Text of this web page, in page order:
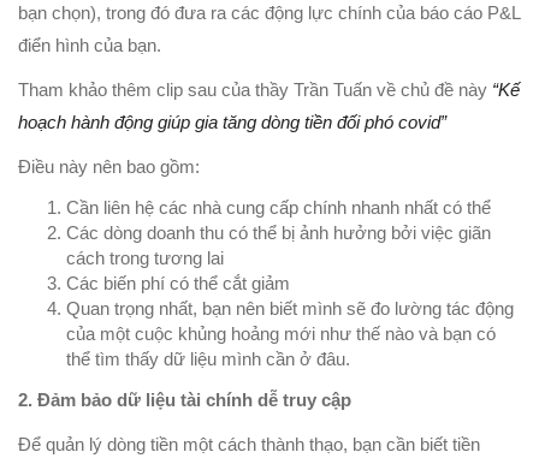
bạn chọn), trong đó đưa ra các động lực chính của báo cáo P&L
điển hình của bạn.
Tham khảo thêm clip sau của thầy Trần Tuấn về chủ đề này “Kế
hoạch hành động giúp gia tăng dòng tiền đối phó covid”
Điều này nên bao gồm:
Cần liên hệ các nhà cung cấp chính nhanh nhất có thể
Các dòng doanh thu có thể bị ảnh hưởng bởi việc giãn
cách trong tương lai
Các biến phí có thể cắt giảm
Quan trọng nhất, bạn nên biết mình sẽ đo lường tác động
của một cuộc khủng hoảng mới như thế nào và bạn có
thể tìm thấy dữ liệu mình cần ở đâu.
2. Đảm bảo dữ liệu tài chính dễ truy cập
Để quản lý dòng tiền một cách thành thạo, bạn cần biết tiền